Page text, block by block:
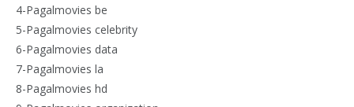
4-Pagalmovies be
5-Pagalmovies celebrity
6-Pagalmovies data
7-Pagalmovies la
8-Pagalmovies hd